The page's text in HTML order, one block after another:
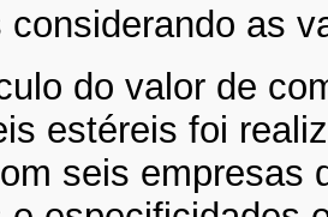
considerando as
do valor de
estéreis foi
seis empresas